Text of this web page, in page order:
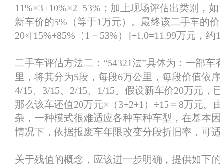
11%×3+10%×2=53%；加上现场评估出类别，
新车价的5%（等于1万元）。最终该二手车的
20×[15%+85%（1－53%）]+1.0=11.99万元，约
二手车评估方法二：“54321法”具体为：一部车
里，将其分为5段，每段6万公里，每段价值依
4/15、3/15、2/15、1/15。假设新车价20万元，
那么该车还值20万元×（3+2+1）÷15＝8万元。
杂，一种模式很难适应各种车种车型，在基本
情况下，依据报废车年限改变分段折旧率，可
关于残值的概念，应该进一步明确，提供如下